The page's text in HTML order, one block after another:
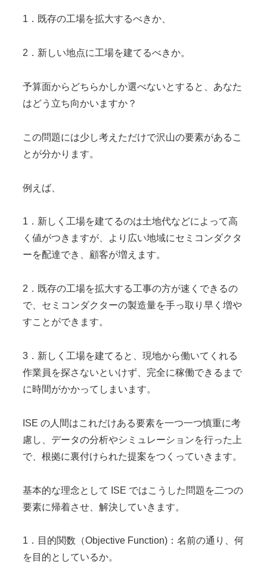
1．既存の工場を拡大するべきか、
2．新しい地点に工場を建てるべきか。
予算面からどちらかしか選べないとすると、あなた
はどう立ち向かいますか？
この問題には少し考えただけで沢山の要素があるこ
とが分かります。
例えば、
1．新しく工場を建てるのは土地代などによって高
く値がつきますが、より広い地域にセミコンダクタ
ーを配達でき、顧客が増えます。
2．既存の工場を拡大する工事の方が速くできるの
で、セミコンダクターの製造量を手っ取り早く増や
すことができます。
3．新しく工場を建てると、現地から働いてくれる
作業員を探さないといけず、完全に稼働できるまで
に時間がかかってしまいます。
ISE の人間はこれだけある要素を一つ一つ慎重に考
慮し、データの分析やシミュレーションを行った上
で、根拠に裏付けられた提案をつくっていきます。
基本的な理念として ISE ではこうした問題を二つの
要素に帰着させ、解決していきます。
1．目的関数（Objective Function)：名前の通り、何
を目的としているか。